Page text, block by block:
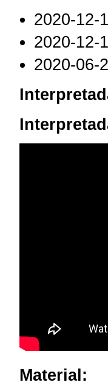
2020-12-
2020-12-
2020-06-
Material: